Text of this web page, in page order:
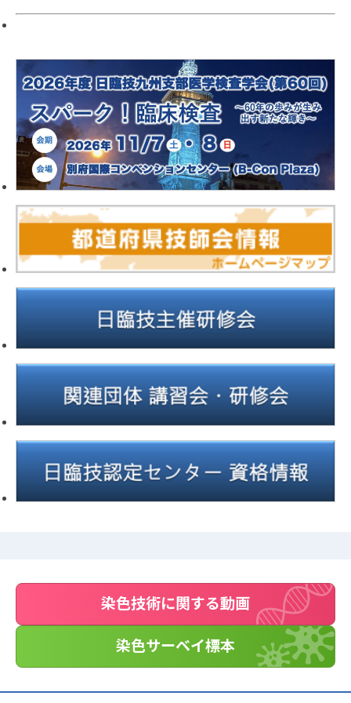
染色技術に関する動画
染色サーベイ標本